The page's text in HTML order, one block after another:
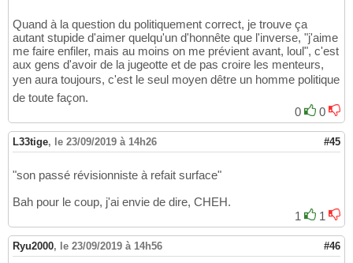
Quand à la question du politiquement correct, je trouve ça
autant stupide d'aimer quelqu'un d'honnête que l'inverse, "j'aime
me faire enfiler, mais au moins on me prévient avant, loul", c'est
aux gens d'avoir de la jugeotte et de pas croire les menteurs,
yen aura toujours, c'est le seul moyen dêtre un homme politique
de toute façon.
0
0
L33tige, le 23/09/2019 à 14h26 #45
"son passé révisionniste à refait surface"
Bah pour le coup, j'ai envie de dire, CHEH.
1
1
Ryu2000, le 23/09/2019 à 14h56 #46